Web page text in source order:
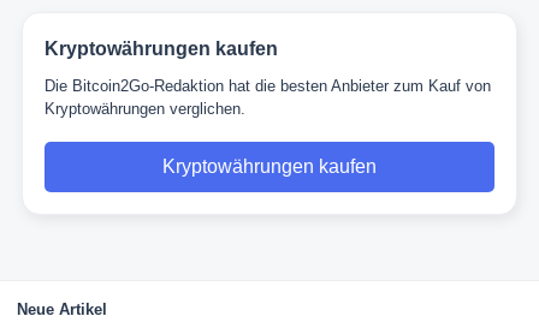
Kryptowährungen kaufen
Die Bitcoin2Go-Redaktion hat die besten Anbieter zum Kauf von
Kryptowährungen verglichen.
Kryptowährungen kaufen
Neue Artikel